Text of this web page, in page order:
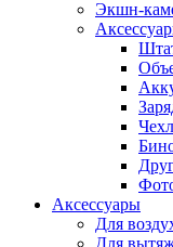
Офис
Экшн-
Аксессуары
Для
Для